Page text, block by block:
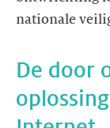
De door